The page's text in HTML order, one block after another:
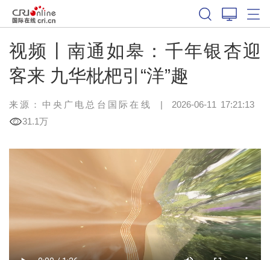
视频丨南通如皋：千年银杏迎
客来 九华枇杷引“洋”趣
来源：中央广电总台国际在线 | 2026-06-11 17:21:13
31.1万